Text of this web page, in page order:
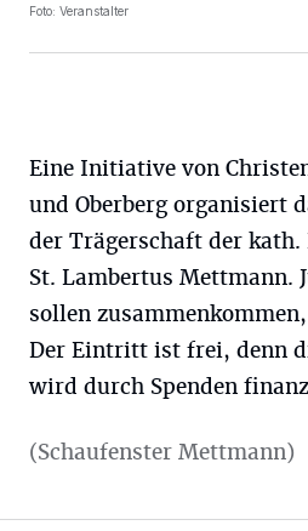
Foto: Veranstalter
Eine Initiative von
und Oberberg organisiert
der Trägerschaft der kath.
St. Lambertus Mettmann.
sollen
Der Eintritt ist frei, denn
wird durch Spenden
(Schaufenster Mettmann)